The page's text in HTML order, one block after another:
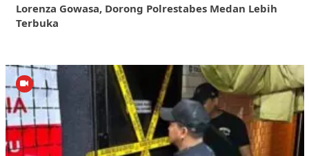
Lorenza Gowasa, Dorong Polrestabes Medan Lebih
Terbuka